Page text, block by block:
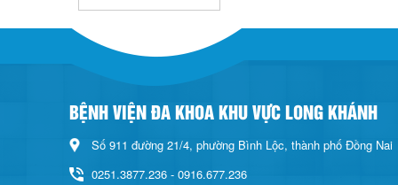
BỆNH VIỆN ĐA KHOA KHU VỰC LONG KHÁNH
Số 911 đường 21/4, phường Bình Lộc, thành phố Đồng Nai
0251.3877.236 - 0916.677.236